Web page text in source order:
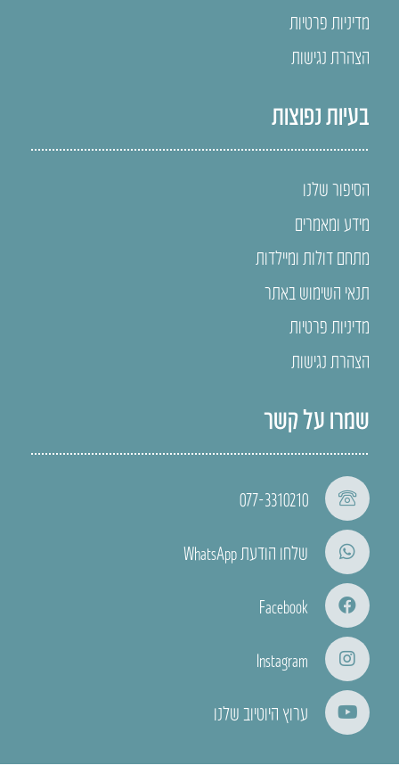
מדיניות פרטיות
הצהרת נגישות
בעיות נפוצות
הסיפור שלנו
מידע ומאמרים
מתחם דולות ומיילדות
תנאי השימוש באתר
מדיניות פרטיות
הצהרת נגישות
שמרו על קשר
077-3310210
שלחו הודעת WhatsApp
Facebook
Instagram
ערוץ היוטיוב שלנו